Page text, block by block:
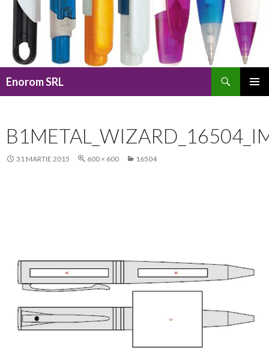
Enorom SRL
31 MARTIE 2015 600 × 600 16504